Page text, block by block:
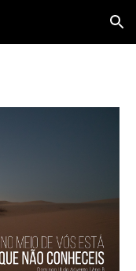
Skip to navigation